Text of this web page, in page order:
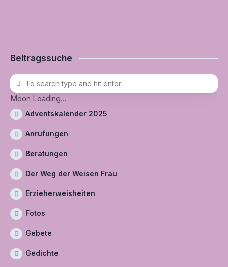
Beitragssuche
Moon Loading...
Adventskalender 2025
Anrufungen
Beratungen
Der Weg der Weisen Frau
Erzieherweisheiten
Fotos
Gebete
Gedichte